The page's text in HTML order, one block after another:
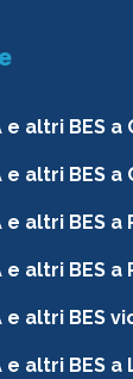
e altri BES a
e altri BES a
e altri BES a
e altri BES a
e altri BES
e altri BES a